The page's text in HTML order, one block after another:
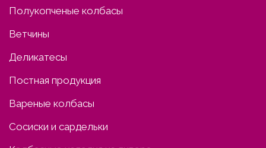
Полукопченые колбасы
Ветчины
Деликатесы
Постная продукция
Вареные колбасы
Сосиски и сардельки